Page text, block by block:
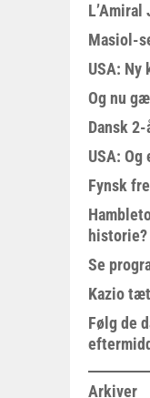
Masiol-
USA: Ny
Og nu
Dansk
USA:
Fynsk
historie?
Se
Kazio
Følg de
Arkiver